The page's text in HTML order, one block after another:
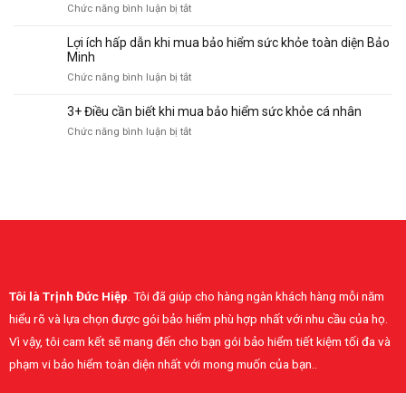
hạng
Eur
lịch
tế
cấp
75.000
phí
hiểm
lịch
tế
Chương
Chức năng bình luận bị tắtở
thiệu
Công
Cổ
Phần
Lợi ích hấp dẫn khi mua bảo hiểm sức khỏe toàn diện Bảo
Minh
Chức năng bình luận bị tắtở
ích
dẫn
Minh
3+ Điều cần biết khi mua bảo hiểm sức khỏe cá nhân
Chức năng bình luận bị tắtở
mua
cá
nhân
Tôi là Trịnh Đức Hiệp . Tôi đã giúp cho hàng ngàn khách hàng mỗi năm
hiểu rõ và lựa chọn được gói bảo hiểm phù hợp nhất với nhu cầu của họ.
Vì vậy, tôi cam kết sẽ mang đến cho bạn gói bảo hiểm tiết kiệm tối đa và
phạm vi bảo hiểm toàn diện nhất với mong muốn của bạn..